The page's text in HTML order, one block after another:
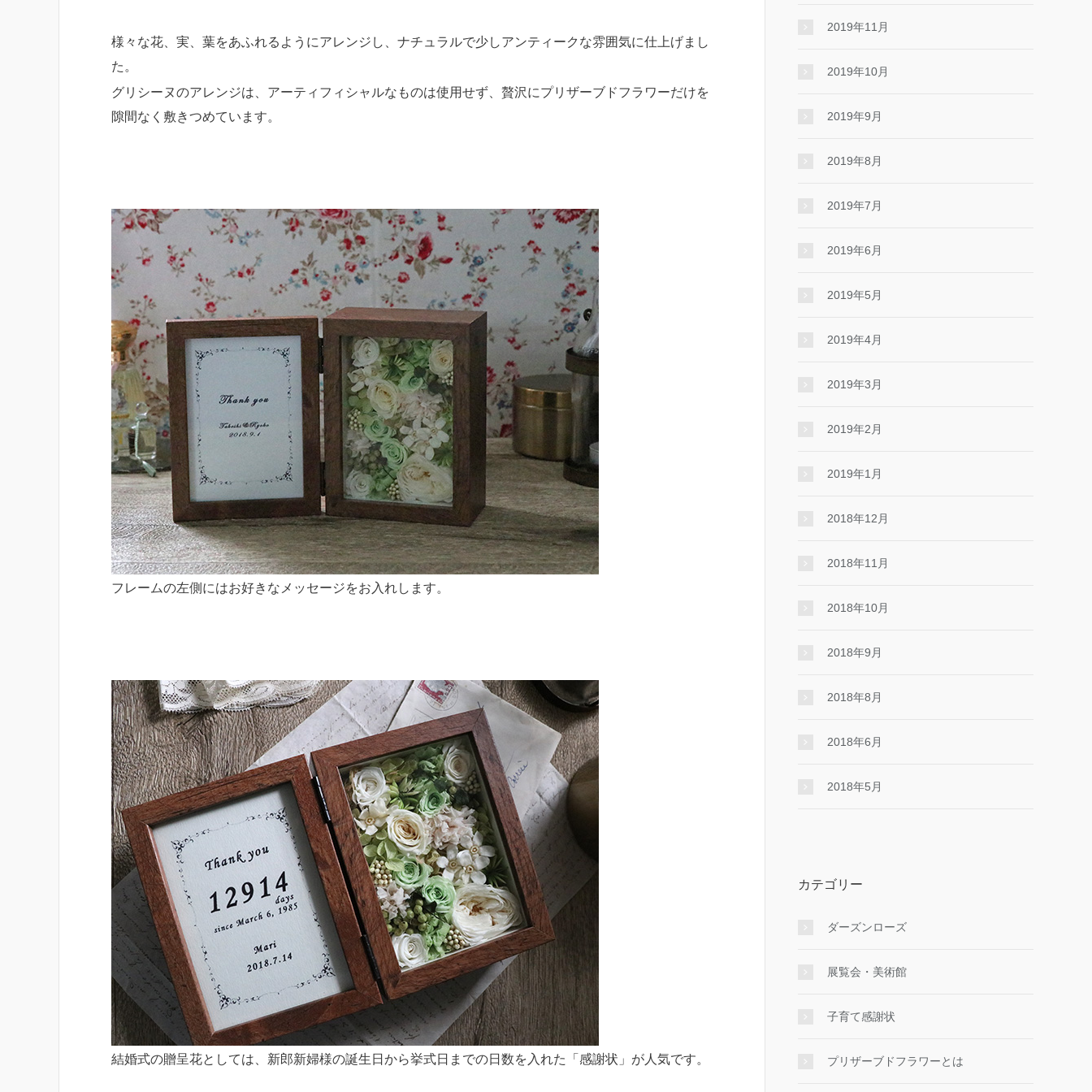
様々な花、実、葉をあふれるようにアレンジし、ナチュラルで少しアンティークな雰囲気に仕上げまし
た。
グリシーヌのアレンジは、アーティフィシャルなものは使用せず、贅沢にプリザーブドフラワーだけを
隙間なく敷きつめています。
フレームの左側にはお好きなメッセージをお入れします。
結婚式の贈呈花としては、新郎新婦様の誕生日から挙式日までの日数を入れた「感謝状」が人気です。
2019年11月
2019年10月
2019年9月
2019年8月
2019年7月
2019年6月
2019年5月
2019年4月
2019年3月
2019年2月
2019年1月
2018年12月
2018年11月
2018年10月
2018年9月
2018年8月
2018年6月
2018年5月
カテゴリー
ダーズンローズ
展覧会・美術館
子育て感謝状
プリザーブドフラワーとは